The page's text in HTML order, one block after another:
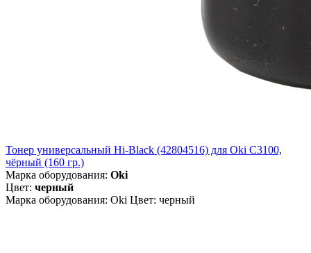
Тонер универсальный Hi-Black (42804516) для Oki С3100,
чёрный (160 гр.)
Марка оборудования: Oki
Цвет: черный
Марка оборудования: Oki Цвет: черный